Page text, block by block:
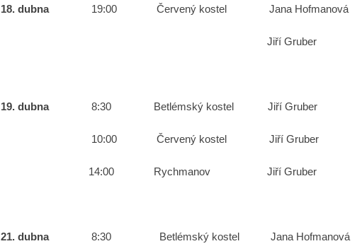
18. dubna 19:00 Červený kostel Jana
Jiří Gruber
19. dubna 8:30 Betlémský kostel Jiří Gruber
10:00 Červený kostel Jiří Gruber
14:00 Rychmanov Jiří Gruber
21. dubna 8:30 Betlémský kostel Jana